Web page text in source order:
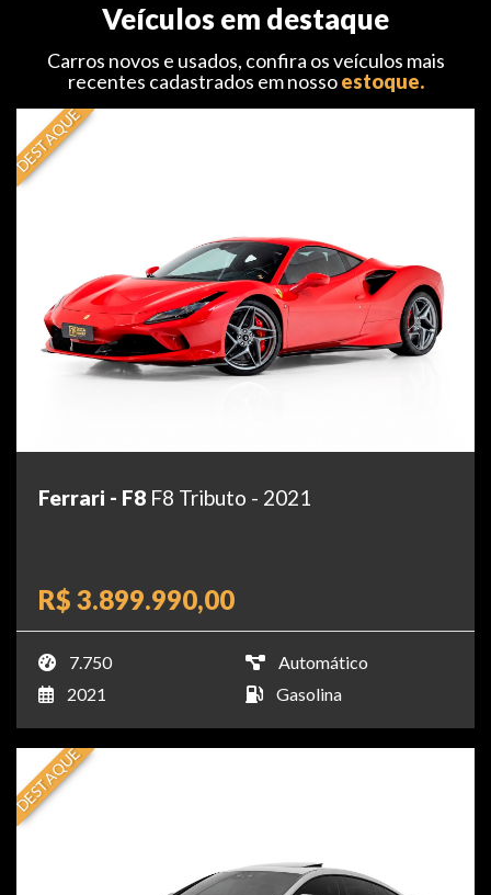
Veículos em destaque
Carros novos e usados, confira os veículos mais
recentes cadastrados em nossoestoque.
DESTAQUE
Ferrari - F8 F8 Tributo - 2021
R$ 3.899.990,00
7.750
Automático
2021
Gasolina
DESTAQUE